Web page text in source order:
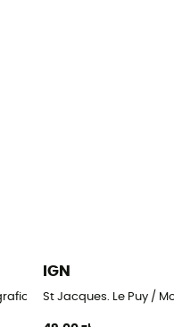
IGN
St Jacques. Le Puy /